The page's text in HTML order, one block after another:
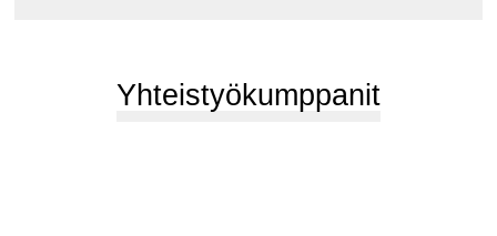
Yhteistyökumppanit